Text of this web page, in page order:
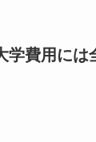
学費用には